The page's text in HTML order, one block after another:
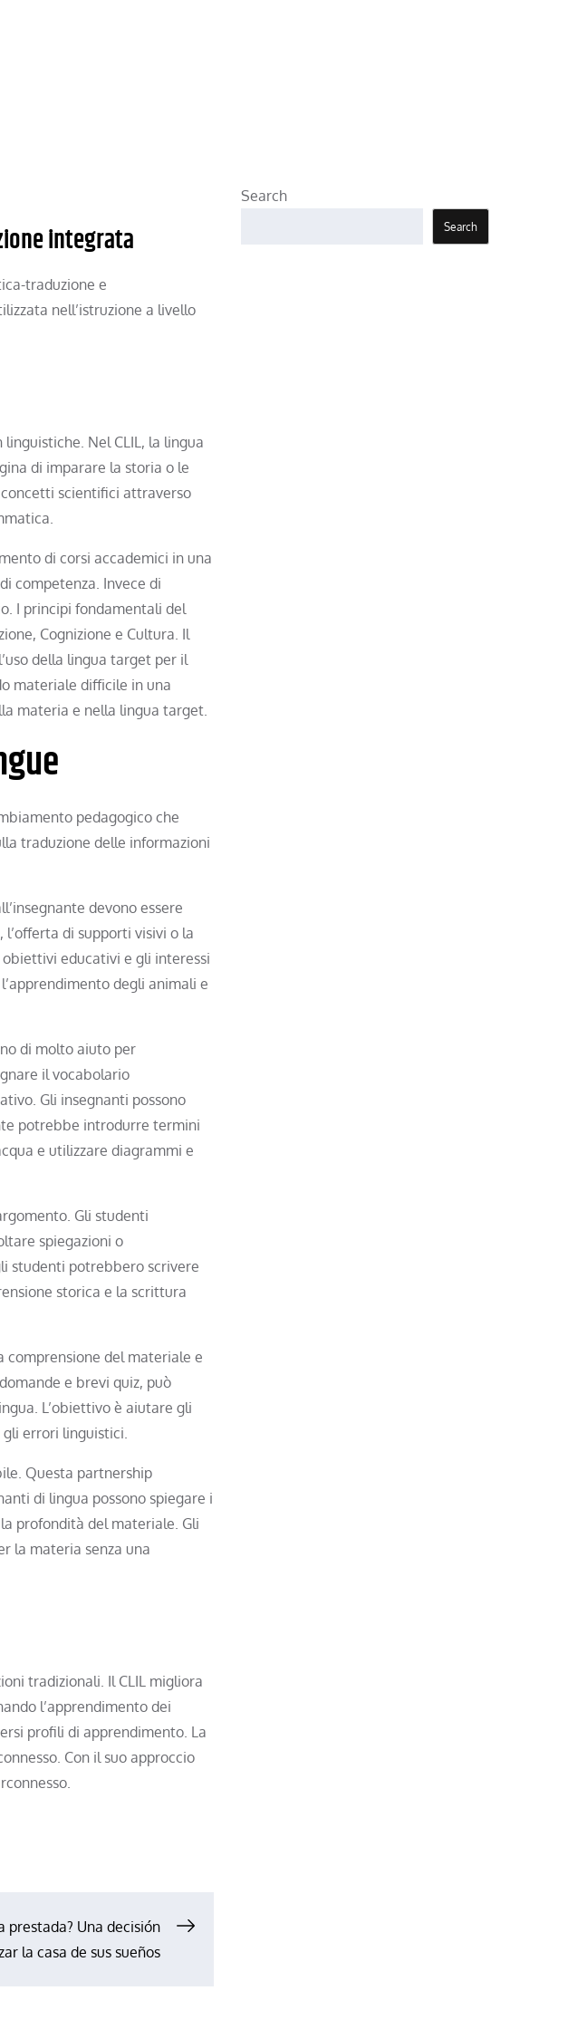
integrata
traduzione e
nell’istruzione a livello
Nel CLIL, la lingua
di imparare la storia o le
concetti scientifici attraverso
di corsi accademici in una
competenza. Invece di
I principi fondamentali del
Cognizione e Cultura. Il
della lingua target per il
materiale difficile in una
materia e nella lingua target.
pedagogico che
traduzione delle informazioni
devono essere
di supporti visivi o la
educativi e gli interessi
degli animali e
di molto aiuto per
il vocabolario
Gli insegnanti possono
potrebbe introdurre termini
e utilizzare diagrammi e
Gli studenti
spiegazioni o
studenti potrebbero scrivere
storica e la scrittura
comprensione del materiale e
e brevi quiz, può
L’obiettivo è aiutare gli
errori linguistici.
Questa partnership
di lingua possono spiegare i
profondità del materiale. Gli
la materia senza una
tradizionali. Il CLIL migliora
l’apprendimento dei
profili di apprendimento. La
Con il suo approccio
prestada? Una decisión
la casa de sus sueños
Search
Search